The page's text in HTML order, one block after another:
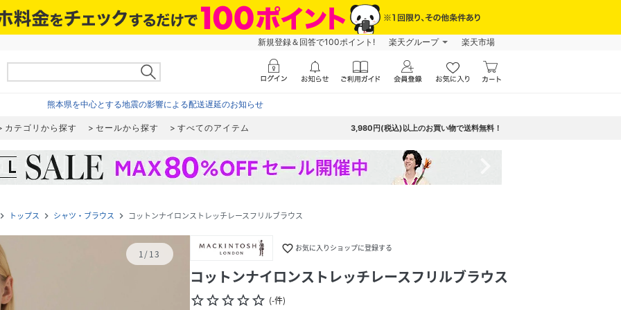
新規登録＆回答で100ポイント! 楽天グループ 楽天市場
熊本県を中心とする地震の影響による配送遅延のお知らせ
カテゴリから探す セールから探す すべてのアイテム 3,980円(税込)以上のお買い物で送料無料！
トップス navigate_next シャツ・ブラウス navigate_next コットンナイロンストレッチレースフリルブラウス
1/13 favorite_border お気に入りショップに登録する
コットンナイロンストレッチレースフリルブラウス
star_borderstar_borderstar_borderstar_borderstar_border (-件)